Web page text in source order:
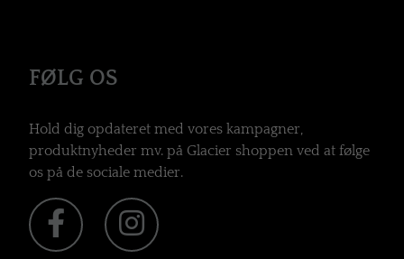
FØLG OS
Hold dig opdateret med vores kampagner,
produktnyheder mv. på Glacier shoppen ved at følge
os på de sociale medier.